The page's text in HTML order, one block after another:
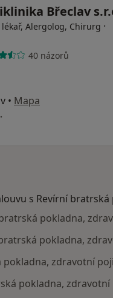
Břeclav
lékař, Alergolog, Chirurg ·
40 názorů
• Mapa
s Revírní
pokladna,
pokladna,
zdravotní
pokladna, zdravotní